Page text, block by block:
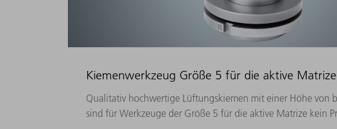
Kiemenwerkzeug Größe 5 für die aktive Matrize
Qualitativ hochwertige Lüftungskiemen mit einer Höhe von
sind für Werkzeuge der Größe 5 für die aktive Matrize kein